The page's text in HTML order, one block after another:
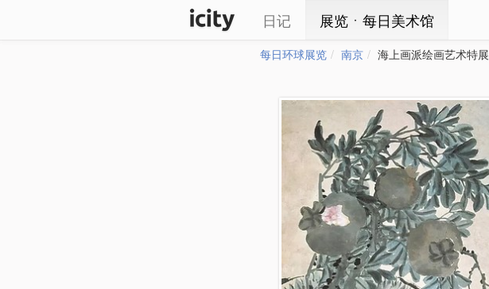
日记 展览ㆍ每日美术馆
每日环球展览 南京 海上画派绘画艺术特展